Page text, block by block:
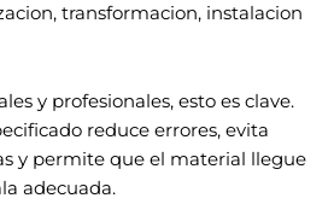
transformacion, instalacion
y profesionales, esto es clave.
reduce errores, evita
y permite que el material llegue
adecuada.